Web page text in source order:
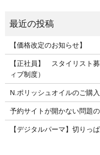
【価格改定のお知らせ】
【正社員】 スタイリスト
ィブ制度）
N.ポリッシュオイルのご購
予約サイトが開かない問題
【デジタルパーマ】切りっ